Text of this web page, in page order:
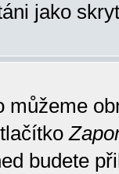
jako
můžeme
budete